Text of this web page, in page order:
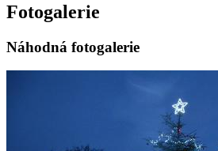
Fotogalerie
Náhodná fotogalerie